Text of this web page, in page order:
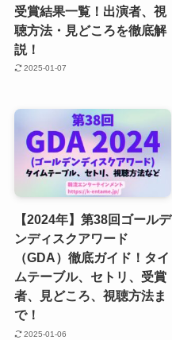
受賞結果一覧！出演者、視
聴方法・見どころを徹底解
説！
2025-01-07
【2024年】第38回ゴールデ
ンディスクアワード
（GDA）徹底ガイド！タイ
ムテーブル、セトリ、受賞
者、見どころ、視聴方法ま
で！
2025-01-06